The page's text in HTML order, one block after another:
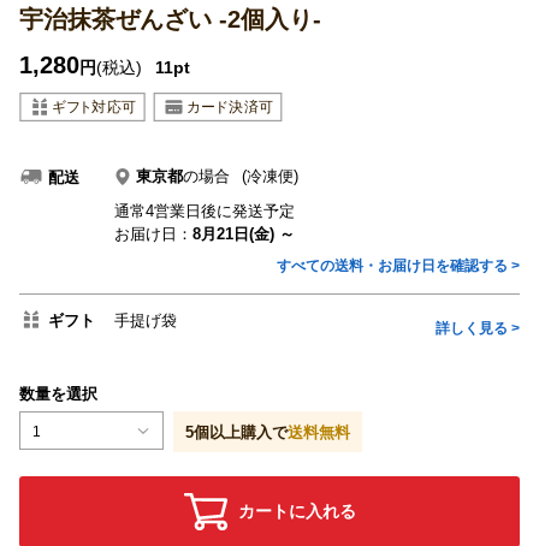
宇治抹茶ぜんざい -2個入り-
1,280円(税込) 11pt
配送 東京都の場合
(冷凍便)
通常4営業日後に発送予定
お届け日： 8月21日(金) ～
すべての送料・お届け日を確認する >
ギフト 手提げ袋 詳しく見る >
数量を選択
1 5個以上購入で送料無料
カートに入れる